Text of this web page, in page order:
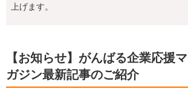
上げます。
【お知らせ】がんばる企業応援マ
ガジン最新記事のご紹介